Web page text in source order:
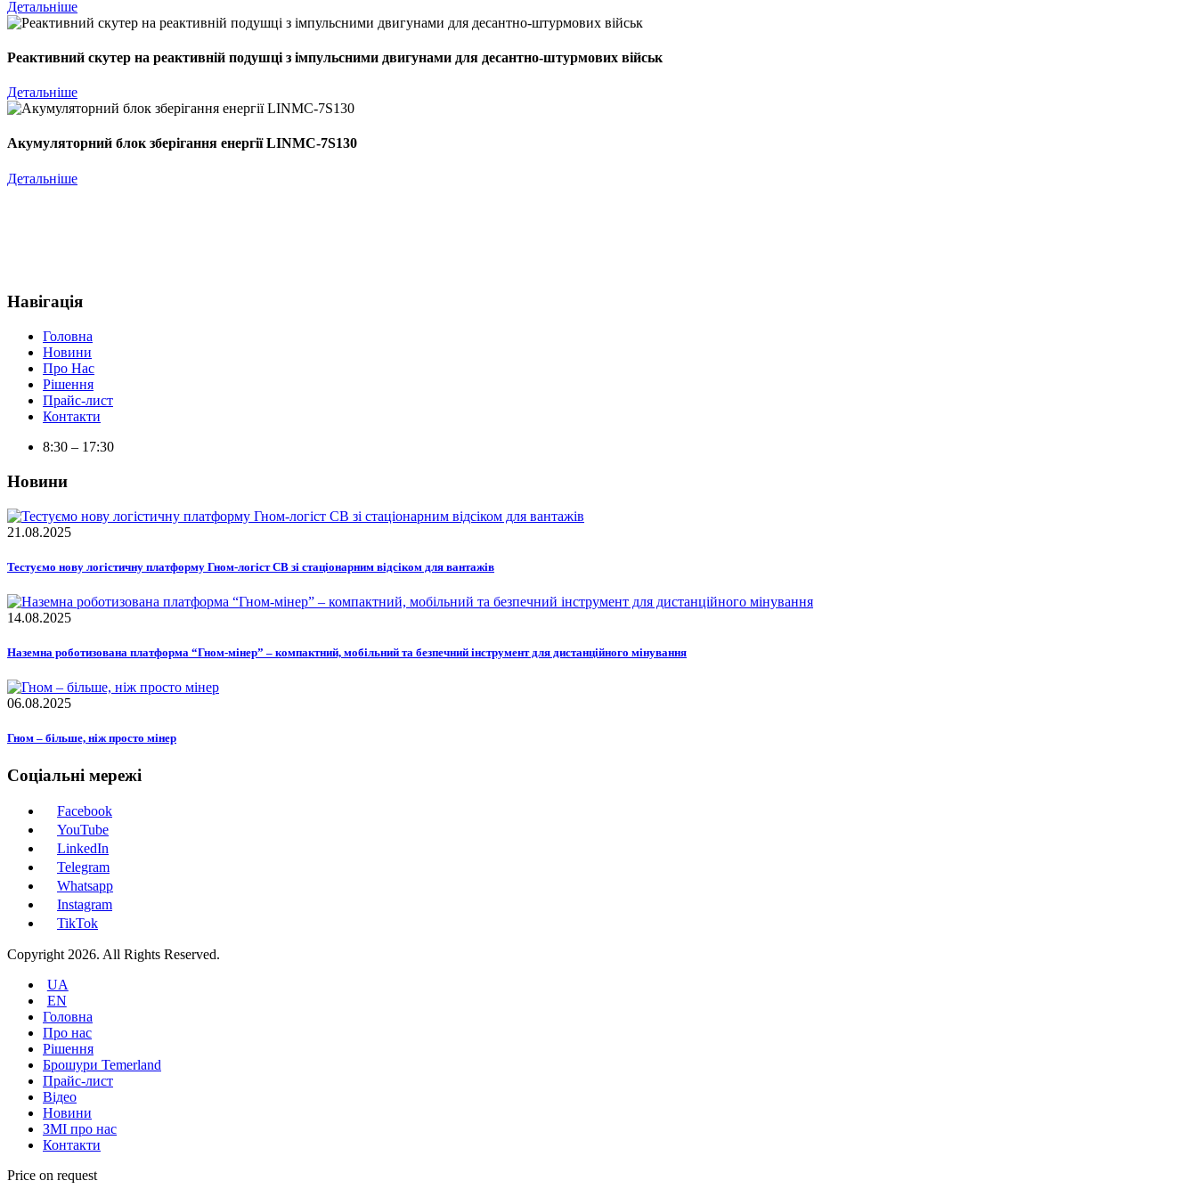
Детальніше
Реактивний скутер на реактивній подушці з імпульсними двигунами для десантно-штурмових військ
Детальніше
Акумуляторний блок зберігання енергії LINMC-7S130
Детальніше
Навігація
Головна
Новини
Про Нас
Рішення
Прайс-лист
Контакти
8:30 – 17:30
Новини
21.08.2025
Тестуємо нову логістичну платформу Гном-логіст СВ зі стаціонарним відсіком для вантажів
14.08.2025
Наземна роботизована платформа “Гном-мінер” – компактний, мобільний та безпечний інструмент для дистанційного мінування
06.08.2025
Гном – більше, ніж просто мінер
Соціальні мережі
Facebook
YouTube
LinkedIn
Telegram
Whatsapp
Instagram
TikTok
Copyright 2026. All Rights Reserved.
UA
EN
Головна
Про нас
Рішення
Брошури Temerland
Прайс-лист
Відео
Новини
ЗМІ про нас
Контакти
Price on request